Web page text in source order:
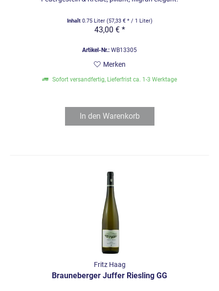
Inhalt 0.75 Liter (57,33 € * / 1 Liter)
43,00 € *
Artikel-Nr.: WB13305
Merken
Sofort versandfertig, Lieferfrist ca. 1-3 Werktage
In den Warenkorb
Fritz Haag
Brauneberger Juffer Riesling GG